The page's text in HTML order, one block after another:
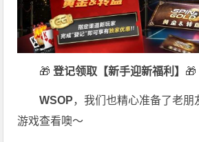
🎁 登记领取【新手迎新福利】 🎁
WSOP，我们也精心准备了老朋
游戏查看噢～